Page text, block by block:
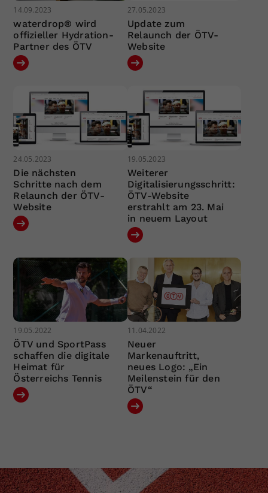
14.09.2023
waterdrop® wird
offizieller Hydration-
Partner des ÖTV
27.05.2023
Update zum
Relaunch der ÖTV-
Website
24.05.2023
Die nächsten
Schritte nach dem
Relaunch der ÖTV-
Website
19.05.2023
Weiterer
Digitalisierungsschritt:
ÖTV-Website
erstrahlt am 23. Mai
in neuem Layout
19.05.2022
ÖTV und SportPass
schaffen die digitale
Heimat für
Österreichs Tennis
11.04.2022
Neuer
Markenauftritt,
neues Logo: „Ein
Meilenstein für den
ÖTV“